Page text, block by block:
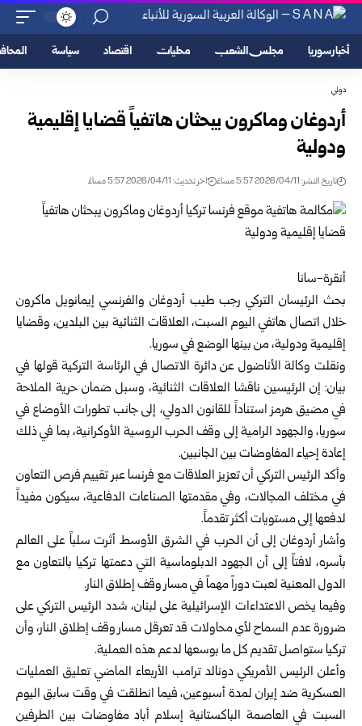
أخبار سوريا مجلس الشعب محليات اقتصاد سياسة
دولي
أردوغان وماكرون يبحثان هاتفياً قضايا إقليمية
ودولية
تاريخ النشر: 2026/04/11 5:57 مساءً اخر تحديث: 2026/04/11 5:57 مساءً
أنقرة-سانا
بحث الرئيسان التركي رجب طيب أردوغان والفرنسي إيمانويل ماكرون
خلال اتصال هاتفي اليوم السبت، العلاقات الثنائية بين البلدين، وقضايا
إقليمية ودولية، من بينها الوضع في سوريا.
ونقلت وكالة الأناضول عن دائرة الاتصال في الرئاسة التركية قولها في
بيان: إن الرئيسين ناقشا العلاقات الثنائية، وسبل ضمان حرية الملاحة
في مضيق هرمز استناداً للقانون الدولي، إلى جانب تطورات الأوضاع في
سوريا، والجهود الرامية إلى وقف الحرب الروسية الأوكرانية، بما في ذلك
إعادة إحياء المفاوضات بين الجانبين.
وأكد الرئيس التركي أن تعزيز العلاقات مع فرنسا عبر تقييم فرص التعاون
في مختلف المجالات، وفي مقدمتها الصناعات الدفاعية، سيكون مفيداً
لدفعها إلى مستويات أكثر تقدماً.
وأشار أردوغان إلى أن الحرب في الشرق الأوسط أثرت سلباً على العالم
بأسره، لافتاً إلى أن الجهود الدبلوماسية التي دعمتها تركيا بالتعاون مع
الدول المعنية لعبت دوراً مهماً في مسار وقف إطلاق النار.
وفيما يخص الاعتداءات الإسرائيلية على لبنان، شدد الرئيس التركي على
ضرورة عدم السماح لأي محاولات قد تعرقل مسار وقف إطلاق النار، وأن
تركيا ستواصل تقديم كل ما بوسعها لدعم هذه العملية.
وأعلن الرئيس الأمريكي دونالد ترامب الأربعاء الماضي تعليق العمليات
العسكرية ضد إيران لمدة أسبوعين، فيما انطلقت في وقت سابق اليوم
السبت في العاصمة الباكستانية إسلام أباد مفاوضات بين الطرفين